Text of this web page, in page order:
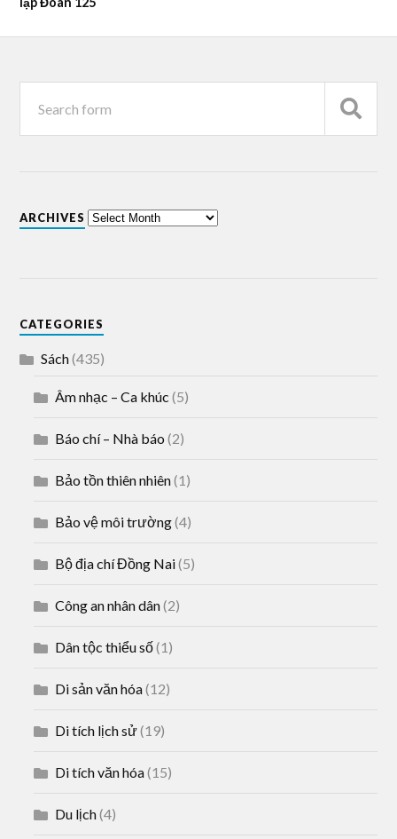
ARCHIVES
CATEGORIES
Sách(435)
Âm nhạc – Ca khúc (5)
Báo chí – Nhà báo (2)
Bảo tồn thiên nhiên(1)
Bảo vệ môi trường(4)
Bộ địa chí Đồng Nai(5)
Công an nhân dân(2)
Dân tộc thiểu số(1)
Di sản văn hóa(12)
Di tích lịch sử(19)
Di tích văn hóa(15)
Du lịch(4)